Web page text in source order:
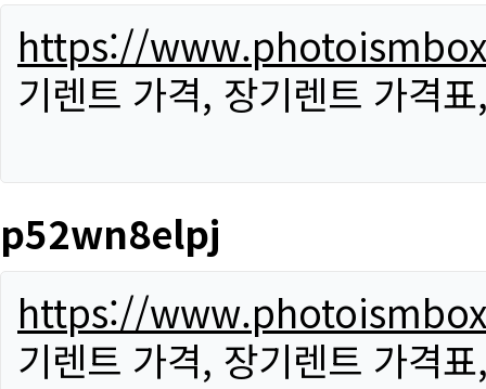
https://
기렌트 가격, 장기렌트 가격
p52wn8elpj
https://
기렌트 가격, 장기렌트 가격